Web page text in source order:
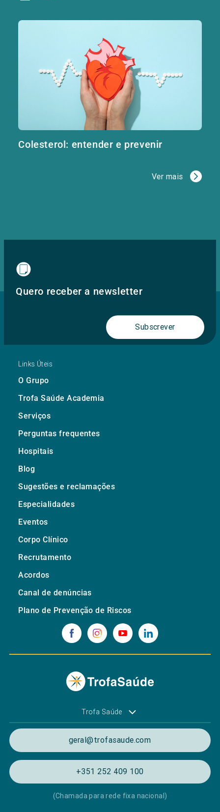
Colesterol: entender e prevenir
Ver mais
Quero receber a newsletter
Subscrever
Links Úteis
O Grupo
Trofa Saúde Academia
Serviços
Perguntas frequentes
Hospitais
Blog
Sugestões e reclamações
Especialidades
Eventos
Corpo Clínico
Recrutamento
Acordos
Canal de denúncias
Plano de Prevenção de Riscos
Trofa Saúde
geral@trofasaude.com
+351 252 409 100
(Chamada para rede fixa nacional)